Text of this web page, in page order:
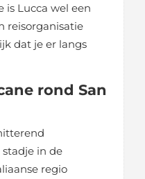
is Lucca wel een
reisorganisatie
dat je er langs
rond San
in de
regio